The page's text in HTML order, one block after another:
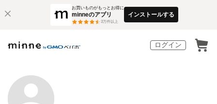
お買いものがもっとお得に
minneのアプリ
3万件以上
インストールする
ログイン